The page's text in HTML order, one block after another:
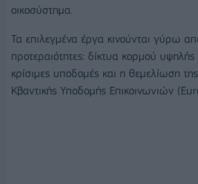
οικοσύστημα.
Τα επιλεγμένα έργα κινούνται γύρω
προτεραιότητες: δίκτυα κορμού
κρίσιμες υποδομές και η θεμελίωση
Κβαντικής Υποδομής Επικοινωνιών